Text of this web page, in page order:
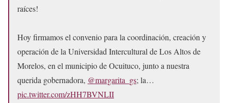
raíces!
Hoy firmamos el convenio para la coordinación, creación y
operación de la Universidad Intercultural de Los Altos de
Morelos, en el municipio de Ocuituco, junto a nuestra
querida gobernadora, @margarita_gs; la…
pic.twitter.com/zHH7BVNLII